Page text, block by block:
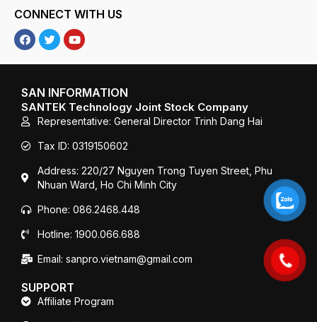
CONNECT WITH US
F
a
c
e
o
o
k
T
w
i
t
e
r
Y
o
u
T
b
e
SAN INFORMATION
SANTEK Technology Joint Stock Company
Representative: General Director Trinh Dang Hai
Tax ID: 0319150602
Address: 220/27 Nguyen Trong Tuyen Street, Phu
Nhuan Ward, Ho Chi Minh City
Phone: 086.2468.448
Hotline: 1900.066.688
Email: sanpro.vietnam@gmail.com
SUPPORT
Affiliate Program